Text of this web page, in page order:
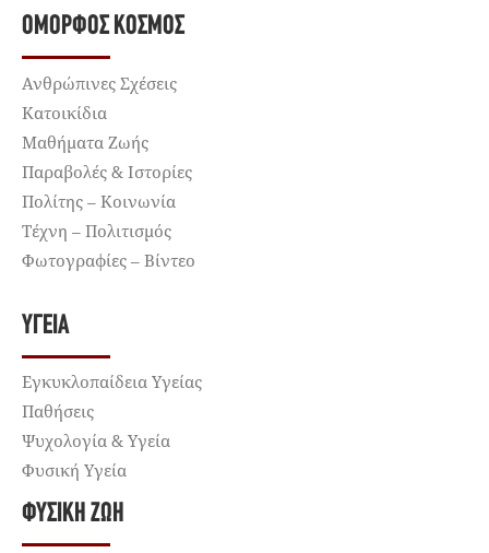
ΌΜΟΡΦΟΣ ΚΌΣΜΟΣ
Ανθρώπινες Σχέσεις
Κατοικίδια
Μαθήματα Ζωής
Παραβολές & Ιστορίες
Πολίτης – Κοινωνία
Τέχνη – Πολιτισμός
Φωτογραφίες – Βίντεο
ΥΓΕΊΑ
Εγκυκλοπαίδεια Υγείας
Παθήσεις
Ψυχολογία & Υγεία
Φυσική Υγεία
ΦΥΣΙΚΉ ΖΩΉ